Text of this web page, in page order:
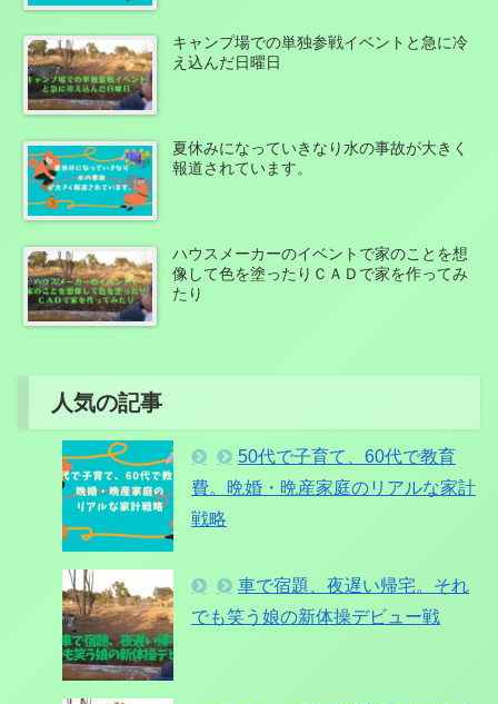
キャンプ場での単独参戦イベントと急に冷
え込んだ日曜日
夏休みになっていきなり水の事故が大きく
報道されています。
ハウスメーカーのイベントで家のことを想
像して色を塗ったりＣＡＤで家を作ってみ
たり
人気の記事
50代で子育て、60代で教育
費。晩婚・晩産家庭のリアルな家計
戦略
車で宿題、夜遅い帰宅。それ
でも笑う娘の新体操デビュー戦